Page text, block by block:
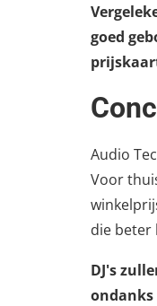
goed
Audio
Voor
die beter
DJ's
ondanks